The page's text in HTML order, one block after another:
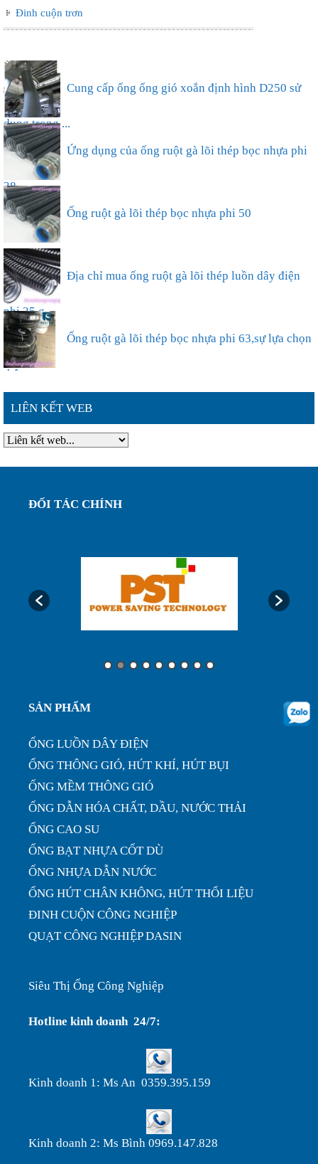
Đinh cuộn trơn
nhà xưở...
dụng trong ...
38...
phi 25 g...
thông ...
Đặc điểm nổi bật của ống ruột gà lõi thép bọc
nhựa phi ...
Ưu điểm của ống nhựa xếp định hình phi 200...
Ống nhựa xếp điều hòa phi 75, thông gió làm mát
nhà xưở...
LIÊN KẾT WEB
ĐỐI TÁC CHÍNH
SẢN PHẨM
ỐNG LUỒN DÂY ĐIỆN
ỐNG THÔNG GIÓ, HÚT KHÍ, HÚT BỤI
ỐNG MỀM THÔNG GIÓ
ỐNG DẪN HÓA CHẤT, DẦU, NƯỚC THẢI
ỐNG CAO SU
ỐNG BẠT NHỰA CỐT DÙ
ỐNG NHỰA DẪN NƯỚC
ỐNG HÚT CHÂN KHÔNG, HÚT THỔI LIỆU
ĐINH CUỘN CÔNG NGHIỆP
QUẠT CÔNG NGHIỆP DASIN
Siêu Thị Ống Công Nghiệp
Hotline kinh doanh 24/7:
Kinh doanh 1: Ms An 0359.395.159
Kinh doanh 2: Ms Bình 0969.147.828